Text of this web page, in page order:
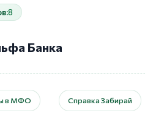
8
Банка
в МФО Справка Забирай